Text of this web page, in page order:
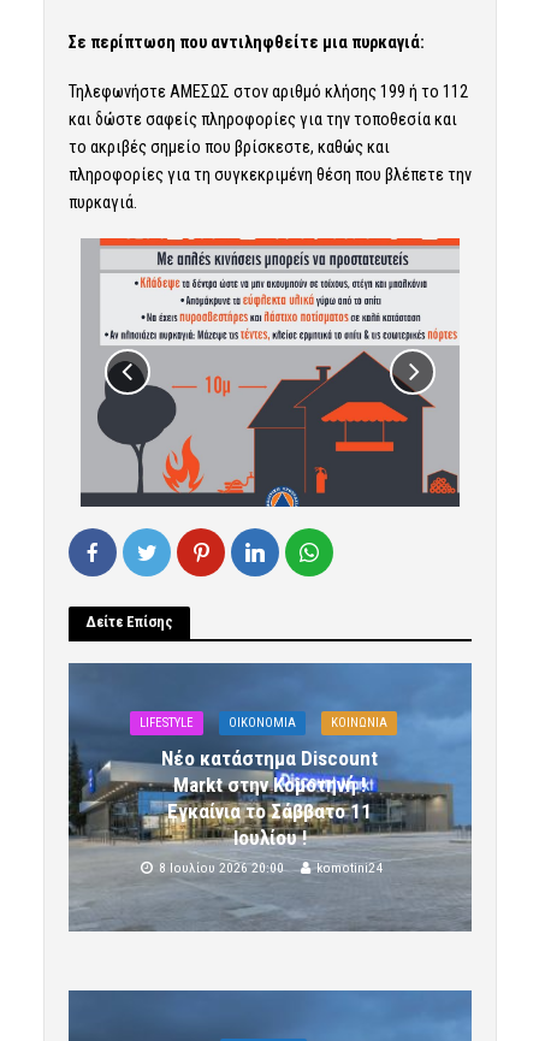
Σε περίπτωση που αντιληφθείτε μια πυρκαγιά:
Τηλεφωνήστε ΑΜΕΣΩΣ στον αριθμό κλήσης 199 ή το 112
και δώστε σαφείς πληροφορίες για την τοποθεσία και
το ακριβές σημείο που βρίσκεστε, καθώς και
πληροφορίες για τη συγκεκριμένη θέση που βλέπετε την
πυρκαγιά.
Δείτε Επίσης
LIFESTYLE OIKONOMIA ΚΟΙΝΩΝΙΑ
Νέο κατάστημα Discount
Markt στην Κομοτηνή !
Εγκαίνια το Σάββατο 11
Ιουλίου !
8 Ιουλίου 2026 20:00 komotini24